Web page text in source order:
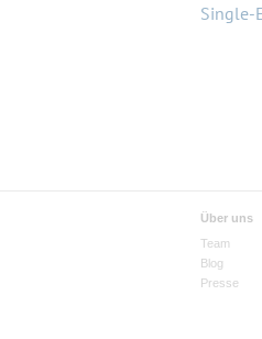
Single-
Über uns
Team
Blog
Presse